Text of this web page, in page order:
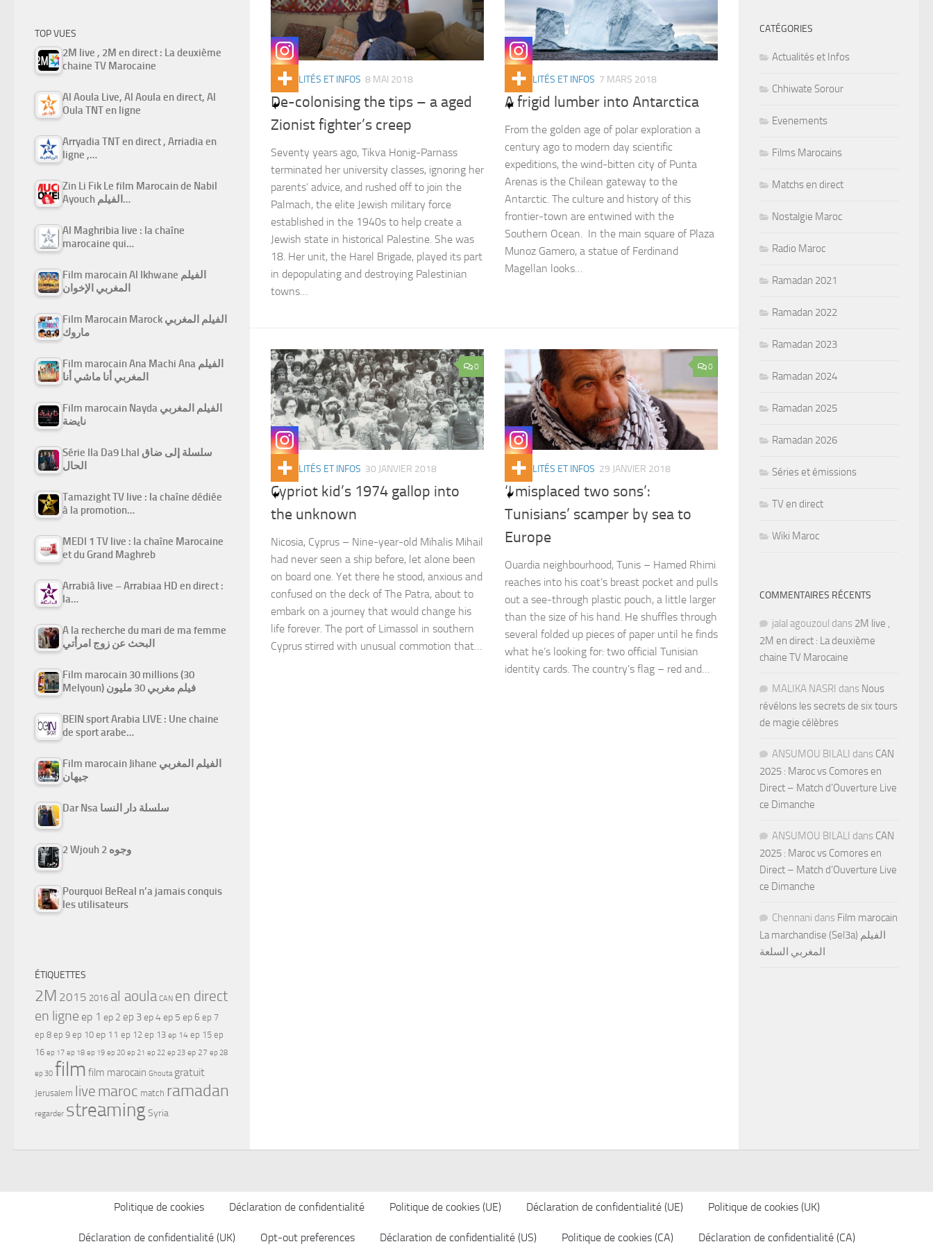
ACTUALITÉS ET INFOS 8 MAI 2018
De-colonising the tips – a aged
Zionist fighter’s creep
Seventy years ago, Tikva Honig-Parnass
terminated her university classes, ignoring her
parents’ advice, and rushed off to join the
Palmach, the elite Jewish military force
established in the 1940s to help create a
Jewish state in historical Palestine. She was
18. Her unit, the Harel Brigade, played its part
in depopulating and destroying Palestinian
towns…
ACTUALITÉS ET INFOS 7 MARS 2018
A frigid lumber into Antarctica
From the golden age of polar exploration a
century ago to modern day scientific
expeditions, the wind-bitten city of Punta
Arenas is the Chilean gateway to the
Antarctic. The culture and history of this
frontier-town are entwined with the
Southern Ocean. In the main square of Plaza
Munoz Gamero, a statue of Ferdinand
Magellan looks…
0
ACTUALITÉS ET INFOS 30 JANVIER 2018
Cypriot kid’s 1974 gallop into
the unknown
Nicosia, Cyprus – Nine-year-old Mihalis Mihail
had never seen a ship before, let alone been
on board one. Yet there he stood, anxious and
confused on the deck of The Patra, about to
embark on a journey that would change his
life forever. The port of Limassol in southern
Cyprus stirred with unusual commotion that…
0
ACTUALITÉS ET INFOS 29 JANVIER 2018
‘I misplaced two sons’:
Tunisians’ scamper by sea to
Europe
Ouardia neighbourhood, Tunis – Hamed Rhimi
reaches into his coat’s breast pocket and pulls
out a see-through plastic pouch, a little larger
than the size of his hand. He shuffles through
several folded up pieces of paper until he finds
what he’s looking for: two official Tunisian
identity cards. The country’s flag – red and…
TOP VUES
2M live , 2M en direct : La deuxième
chaine TV Marocaine
Al Aoula Live, Al Aoula en direct, Al
Oula TNT en ligne
Arryadia TNT en direct , Arriadia en
ligne ,…
Zin Li Fik Le film Marocain de Nabil
Ayouch الفيلم…
Al Maghribia live : la chaîne
marocaine qui…
Film marocain Al Ikhwane الفيلم
المغربي الإخوان
Film Marocain Marock الفيلم المغربي
ماروك
Film marocain Ana Machi Ana الفيلم
المغربي أنا ماشي أنا
Film marocain Nayda الفيلم المغربي
نايضة
Série Ila Da9 Lhal سلسلة إلى ضاق
الحال
Tamazight TV live : la chaîne dédiée
à la promotion…
MEDI 1 TV live : la chaîne Marocaine
et du Grand Maghreb
Arrabiâ live – Arrabiaa HD en direct :
la…
A la recherche du mari de ma femme
البحث عن زوج امرأتي
Film marocain 30 millions (30
Melyoun) فيلم مغربي 30 مليون
BEIN sport Arabia LIVE : Une chaine
de sport arabe…
Film marocain Jihane الفيلم المغربي
جيهان
Dar Nsa سلسلة دار النسا
2 Wjouh 2 وجوه
Pourquoi BeReal n’a jamais conquis
les utilisateurs
ÉTIQUETTES
2M 2015 2016 al aoula CAN en direct
en ligne ep 1 ep 2 ep 3ep 4ep 5 ep 6 ep 7
ep 8 ep 9 ep 10 ep 11 ep 12 ep 13 ep 14 ep 15 ep
16 ep 17 ep 18 ep 19 ep 20 ep 21 ep 22 ep 23 ep 27 ep 28
ep 30 film film marocain Ghouta gratuit
Jerusalem live maroc match ramadan
regarder streamingSyria
CATÉGORIES
Actualités et Infos
Chhiwate Sorour
Evenements
Films Marocains
Matchs en direct
Nostalgie Maroc
Radio Maroc
Ramadan 2021
Ramadan 2022
Ramadan 2023
Ramadan 2024
Ramadan 2025
Ramadan 2026
Séries et émissions
TV en direct
Wiki Maroc
COMMENTAIRES RÉCENTS
jalal agouzoul dans 2M live ,
2M en direct : La deuxième
chaine TV Marocaine
MALIKA NASRI dans Nous
révélons les secrets de six tours
de magie célèbres
ANSUMOU BILALI dans CAN
2025 : Maroc vs Comores en
Direct – Match d’Ouverture Live
ce Dimanche
ANSUMOU BILALI dans CAN
2025 : Maroc vs Comores en
Direct – Match d’Ouverture Live
ce Dimanche
Chennani dans Film marocain
La marchandise (Sel3a) الفيلم
المغربي السلعة
Politique de cookies Déclaration de confidentialité Politique de cookies (UE) Déclaration de confidentialité (UE) Politique de cookies (UK)
Déclaration de confidentialité (UK) Opt-out preferences Déclaration de confidentialité (US) Politique de cookies (CA) Déclaration de confidentialité (CA)